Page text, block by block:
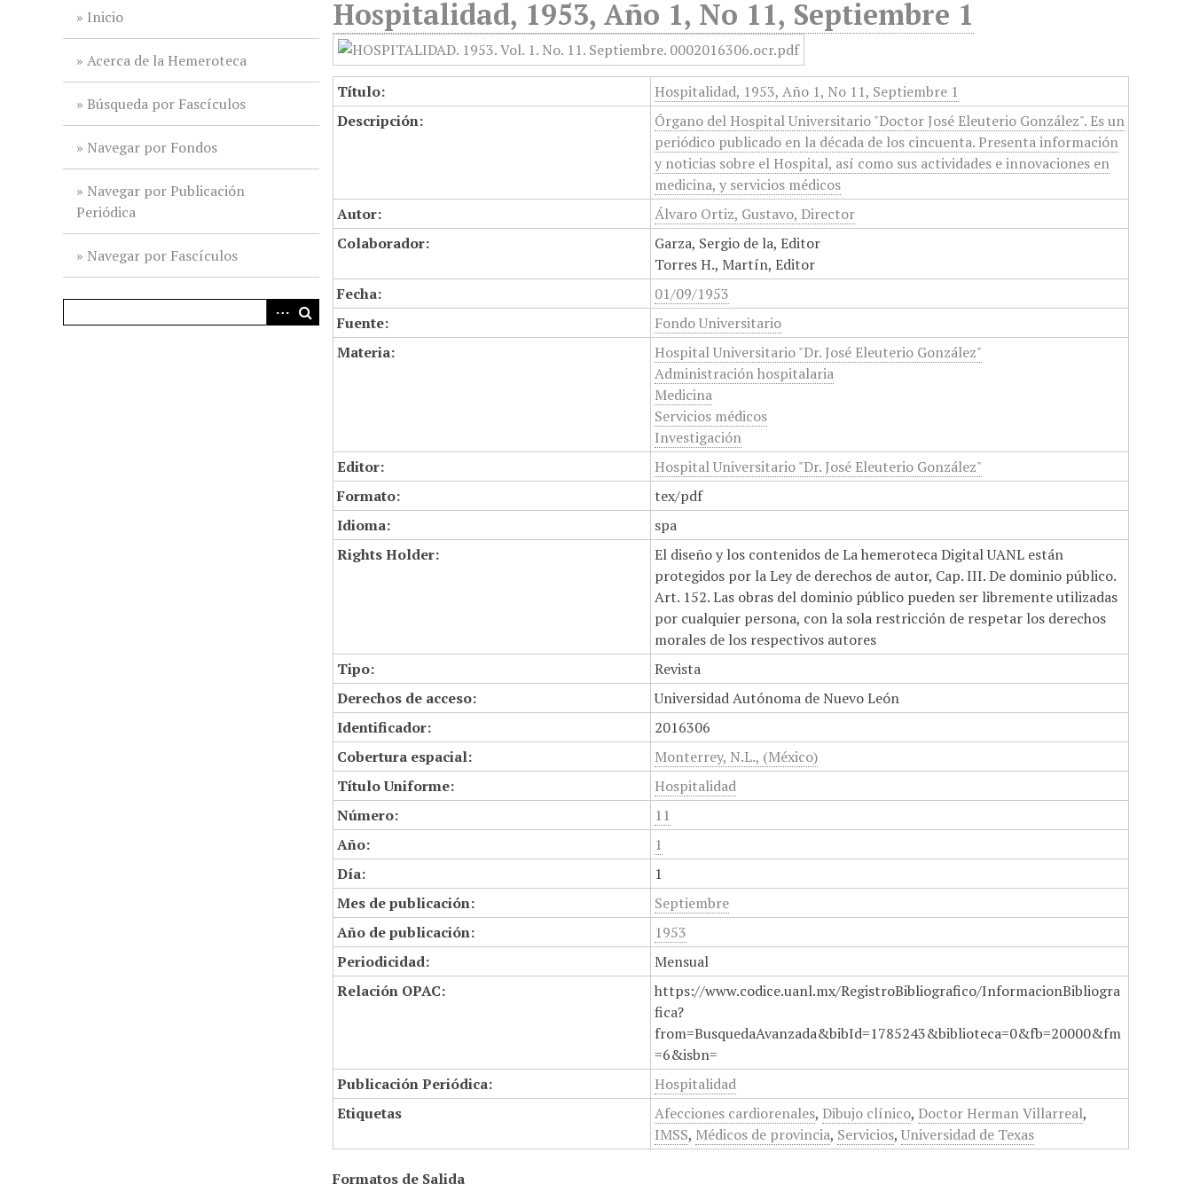
Inicio
Acerca de la Hemeroteca
Búsqueda por Fascículos
Navegar por Fondos
Navegar por Publicación
Periódica
Navegar por Fascículos
Hospitalidad, 1953, Año 1, No 11, Septiembre 1
Título:
Hospitalidad, 1953, Año 1, No 11, Septiembre 1
Descripción:
Órgano del Hospital Universitario "Doctor José Eleuterio González". Es un
periódico publicado en la década de los cincuenta. Presenta información
y noticias sobre el Hospital, así como sus actividades e innovaciones en
medicina, y servicios médicos
Autor:
Álvaro Ortiz, Gustavo, Director
Colaborador:
Garza, Sergio de la, Editor
Torres H., Martín, Editor
Fecha:
01/09/1953
Fuente:
Fondo Universitario
Materia:
Hospital Universitario "Dr. José Eleuterio González"
Administración hospitalaria
Medicina
Servicios médicos
Investigación
Editor:
Hospital Universitario "Dr. José Eleuterio González"
Formato:
tex/pdf
Idioma:
spa
Rights Holder:
El diseño y los contenidos de La hemeroteca Digital UANL están
protegidos por la Ley de derechos de autor, Cap. III. De dominio público.
Art. 152. Las obras del dominio público pueden ser libremente utilizadas
por cualquier persona, con la sola restricción de respetar los derechos
morales de los respectivos autores
Tipo:
Revista
Derechos de acceso:
Universidad Autónoma de Nuevo León
Identificador:
2016306
Cobertura espacial:
Monterrey, N.L., (México)
Título Uniforme:
Hospitalidad
Número:
11
Año:
1
Día:
1
Mes de publicación:
Septiembre
Año de publicación:
1953
Periodicidad:
Mensual
Relación OPAC:
https://www.codice.uanl.mx/RegistroBibliografico/InformacionBibliogra
fica?
from=BusquedaAvanzada&bibId=1785243&biblioteca=0&fb=20000&fm
=6&isbn=
Publicación Periódica:
Hospitalidad
Etiquetas
Afecciones cardiorenales, Dibujo clínico, Doctor Herman Villarreal,
IMSS, Médicos de provincia, Servicios,Universidad de Texas
Formatos de Salida